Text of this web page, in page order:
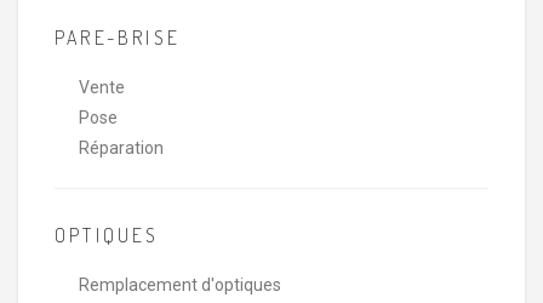
PARE-BRISE
Vente
Pose
Réparation
OPTIQUES
Remplacement d'optiques